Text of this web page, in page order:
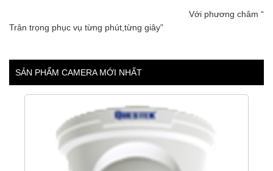
Với phương châm “
Trân trọng phục vụ từng phút,từng giây”
SẢN PHẨM CAMERA MỚI NHẤT